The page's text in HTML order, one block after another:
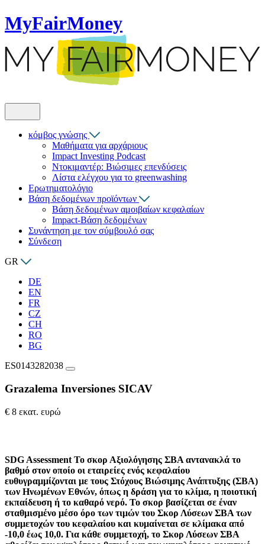
MyFairMoney
κόμβος γνώσης
Μαθήματα για αρχάριους
Impact Investing Podcast
Ντοκιμαντέρ: Βιώσιμες επενδύσεις
Λίστα ελέγχου για το greenwashing
Ερωτηματολόγιο
Βάση δεδομένων προϊόντων
Βάση δεδομένων αμοιβαίων κεφαλαίων
Impact-Βάση δεδομένων
Συνάντηση με τον σύμβουλό σας
Σύνδεση
GR
DE
EN
FR
CZ
CH
RO
BG
ES0143282038
Grazalema Inversiones SICAV
€ 8 εκατ. ευρώ
SDG Assessment Το σκορ Αξιολόγησης ΣΒΑ αντανακλά το
βαθμό στον οποίο οι εταιρείες ενός κεφαλαίου
ευθυγραμμίζονται με τους Στόχους Βιώσιμης Ανάπτυξης (ΣΒΑ)
των Ηνωμένων Εθνών, όπως η δράση για το κλίμα, η ποιοτική
εκπαίδευση ή το καθαρό νερό. Το σκορ βασίζεται σε έναν
σταθμισμένο μέσο όρο των τιμών του Σκορ Λύσεων ΣΒΑ των
συμμετοχών του κεφαλαίου και κυμαίνεται σε κλίμακα από
-10,0 έως 10,0. Για κάθε συμμετοχή, το Σκορ Λύσεων ΣΒΑ